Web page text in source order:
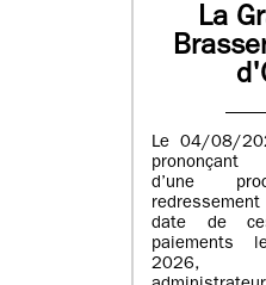
La
Le 04/08/
prononçant
d’une
date de
paiements
2026,